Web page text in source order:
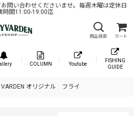
問い合わせくださいませ。毎週木曜は定休日
時間11:00-19:00迄
商品検索 カート
COLUMN Youtube
FISHING
GUIDE
VARDEN オリジナル フライ